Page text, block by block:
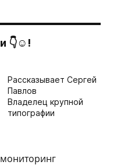
👇☺!
Рассказывает Сергей
Павлов
Владелец крупной
типографии